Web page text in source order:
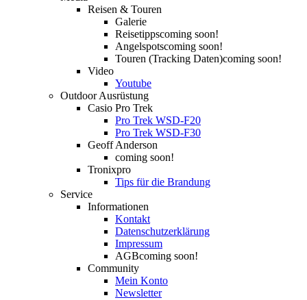
Reisen & Touren
Galerie
Reisetippscoming soon!
Angelspotscoming soon!
Touren (Tracking Daten)coming soon!
Video
Youtube
Outdoor Ausrüstung
Casio Pro Trek
Pro Trek WSD-F20
Pro Trek WSD-F30
Geoff Anderson
coming soon!
Tronixpro
Tips für die Brandung
Service
Informationen
Kontakt
Datenschutzerklärung
Impressum
AGBcoming soon!
Community
Mein Konto
Newsletter